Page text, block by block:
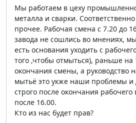
Мы работаем в цеху
металла и сварки.
прочее. Рабочая смена с 7.20 до
завода не сошлись во мнениях,
есть основания уходить с
того ,чтобы отмыться), раньше на
окончания смены, а руководство
мытьё это укже наши проблемы и
строго после окончания
после 16.00.
Кто из нас будет прав?